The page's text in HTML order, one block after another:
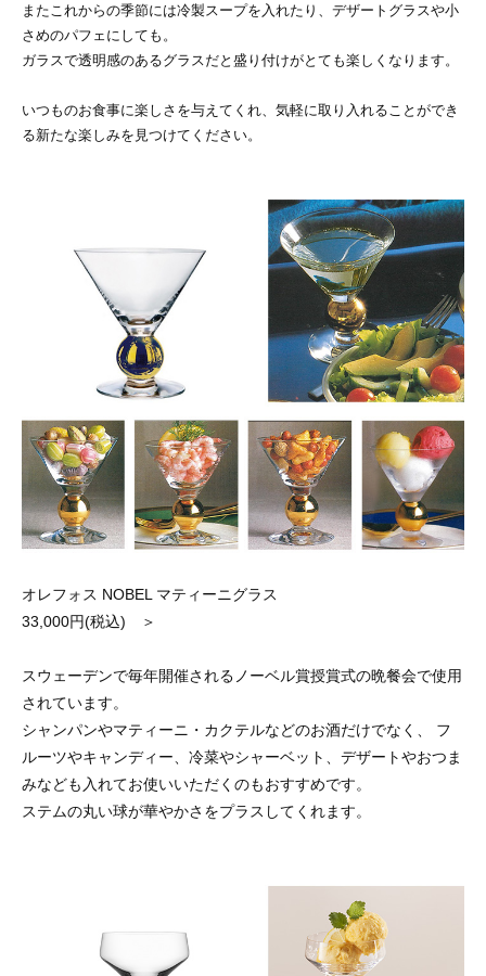
またこれからの季節には冷製スープを入れたり、デザートグラスや小
さめのパフェにしても。
ガラスで透明感のあるグラスだと盛り付けがとても楽しくなります。
いつものお食事に楽しさを与えてくれ、気軽に取り入れることができ
る新たな楽しみを見つけてください。
オレフォス NOBEL マティーニグラス
33,000円(税込) ＞
スウェーデンで毎年開催されるノーベル賞授賞式の晩餐会で使用
されています。
シャンパンやマティーニ・カクテルなどのお酒だけでなく、 フ
ルーツやキャンディー、冷菜やシャーベット、デザートやおつま
みなども入れてお使いいただくのもおすすめです。
ステムの丸い球が華やかさをプラスしてくれます。